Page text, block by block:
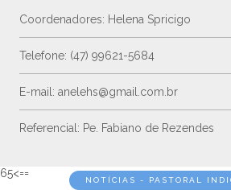
Coordenadores: Helena Spricigo
Telefone: (47) 99621-5684
E-mail: anelehs@gmail.com.br
Referencial: Pe. Fabiano de Rezendes
65<==
NOTÍCIAS - PASTORAL